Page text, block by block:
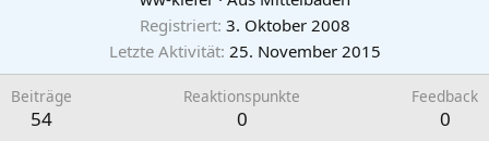
Registriert 3. Oktober 2008
Letzte Aktivität 25. November 2015
Beiträge
54
Reaktionspunkte
0
Feedback
0